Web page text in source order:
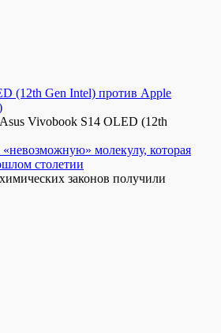
(12th Gen Intel) против Apple
Vivobook S14 OLED (12th
«невозможную» молекулу, которая
столетии
законов получили